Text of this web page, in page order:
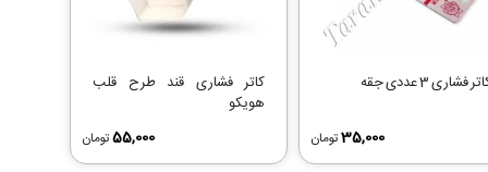
فشاری 3 عددی جقه
35,000تومان
کاتر فشاری قند طرح قلب
هویکو
55,000تومان